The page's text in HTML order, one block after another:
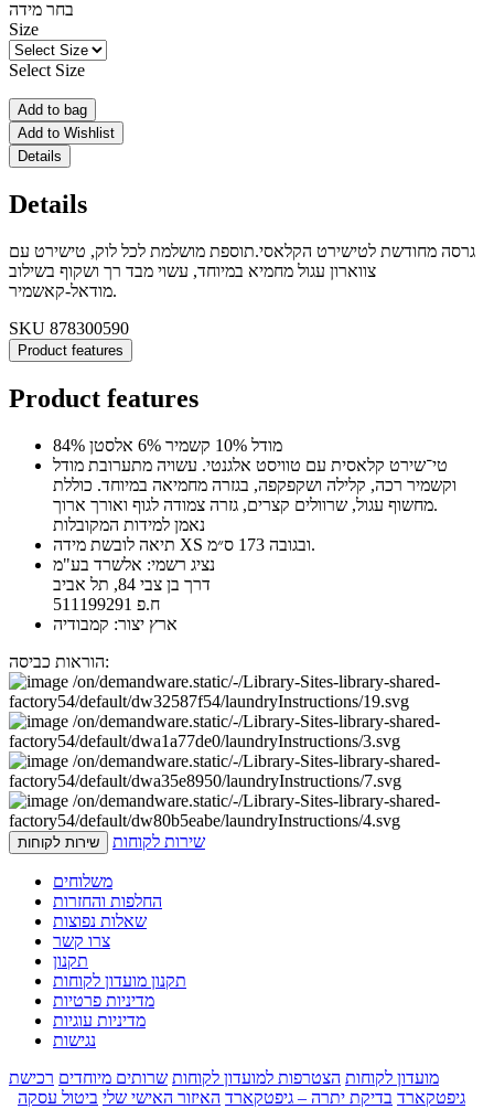
בחר מידה
Size
Select Size
Add to bag
Add to Wishlist
Details
Details
גרסה מחודשת לטישירט הקלאסי.תוספת מושלמת לכל לוק, טישירט עם
צווארון עגול מחמיא במיוחד, עשוי מבד רך ושקוף בשילוב
מודאל-קאשמיר.
SKU 878300590
Product features
Product features
84% מודל 10% קשמיר 6% אלסטן
טי־שירט קלאסית עם טוויסט אלגנטי. עשויה מתערובת מודל
וקשמיר רכה, קלילה ושקפקפה, בגזרה מחמיאה במיוחד. כוללת
מחשוף עגול, שרוולים קצרים, גזרה צמודה לגוף ואורך ארוך.
נאמן למידות המקובלות
תיאה לובשת מידה XS ובגובה 173 ס״מ.
נציג רשמי: אלשרד בע"מ
דרך בן צבי 84, תל אביב
ח.פ 511199291
ארץ יצור: קמבודיה
הוראות כביסה:
שירות לקוחות שירות לקוחות
משלוחים
החלפות והחזרות
שאלות נפוצות
צרו קשר
תקנון
תקנון מועדון לקוחות
מדיניות פרטיות
מדיניות עוגיות
נגישות
מועדון לקוחות הצטרפות למועדון לקוחות שרותים מיוחדים רכישת
גיפטקארד בדיקת יתרה – גיפטקארד האיזור האישי שלי ביטול עסקה